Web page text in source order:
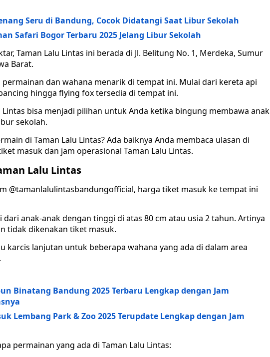
Seru di Bandung, Cocok Didatangi Saat Libur Sekolah
Safari Bogor Terbaru 2025 Jelang Libur Sekolah
Taman Lalu Lintas ini berada di Jl. Belitung No. 1, Merdeka, Sumur
Barat.
permainan dan wahana menarik di tempat ini. Mulai dari kereta api
hingga flying fox tersedia di tempat ini.
Lintas bisa menjadi pilihan untuk Anda ketika bingung membawa anak
sekolah.
di Taman Lalu Lintas? Ada baiknya Anda membaca ulasan di
masuk dan jam operasional Taman Lalu Lintas.
Lalu Lintas
@tamanlalulintasbandungofficial, harga tiket masuk ke tempat ini
anak-anak dengan tinggi di atas 80 cm atau usia 2 tahun. Artinya
tidak dikenakan tiket masuk.
karcis lanjutan untuk beberapa wahana yang ada di dalam area
Binatang Bandung 2025 Terbaru Lengkap dengan Jam
Lembang Park & Zoo 2025 Terupdate Lengkap dengan Jam
permainan yang ada di Taman Lalu Lintas: